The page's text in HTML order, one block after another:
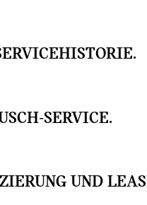
SERVICE.
UND